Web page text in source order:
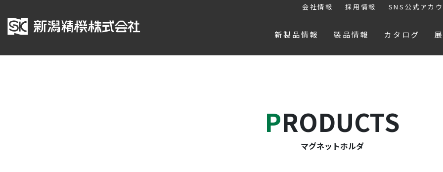
会社情報 採用情報 SNS公式アカ
新製品情報 製品情報 カタログ
PRODUCTS
マグネットホルダ